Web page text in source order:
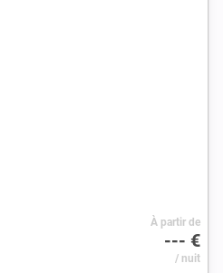
À partir de
--- €
/ nuit